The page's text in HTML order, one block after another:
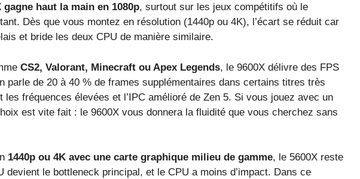
gagne haut la main en 1080p, surtout sur les jeux compétitifs où le
Dès que vous montez en résolution (1440p ou 4K), l’écart se réduit car
et bride les deux CPU de manière similaire.
CS2, Valorant, Minecraft ou Apex Legends, le 9600X délivre des FPS
parle de 20 à 40 % de frames supplémentaires dans certains titres très
les fréquences élevées et l’IPC amélioré de Zen 5. Si vous jouez avec un
est vite fait : le 9600X vous donnera la fluidité que vous cherchez sans
1440p ou 4K avec une carte graphique milieu de gamme, le 5600X reste
devient le bottleneck principal, et le CPU a moins d’impact. Dans ce